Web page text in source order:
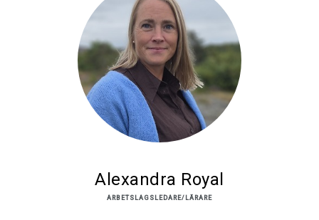
Alexandra Royal
ARBETSLAGSLEDARE/LÄRARE